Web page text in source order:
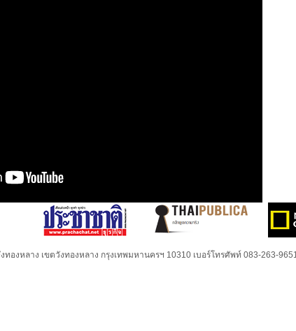
องหลาง เขตวังทองหลาง กรุงเทพมหานครฯ 10310 เบอร์โทรศัพท์ 083-263-